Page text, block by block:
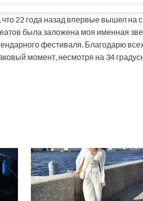
22 года назад впервые вышел на
была заложена моя именная
фестиваля. Благодарю
момент, несмотря на 34